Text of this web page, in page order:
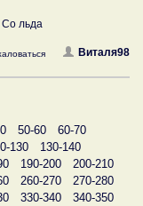
Со льда
Виталя98
50-60
60-70
130
130-140
190-200
200-210
260-270
270-280
330-340
340-350